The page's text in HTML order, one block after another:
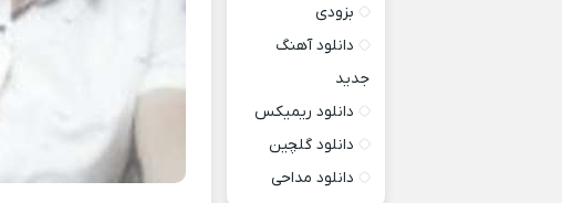
بزودی
دانلود آهنگ
جدید
دانلود ریمیکس
دانلود گلچین
دانلود مداحی